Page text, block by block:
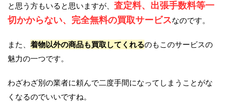
と思う方もいると思いますが、 査定料、出張手数料等一
切かからない、完全無料の買取サービスなのです。
また、 着物以外の商品も買取してくれるのもこのサービスの
魅力の一つです。
わざわざ別の業者に頼んで二度手間になってしまうことがな
くなるのでいいですね。